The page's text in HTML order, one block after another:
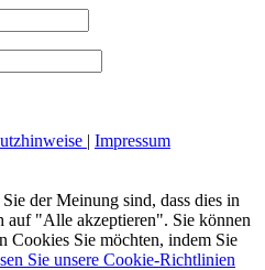
| Impressum
der Meinung sind, dass dies in
auf "Alle akzeptieren". Sie können
Cookies Sie möchten, indem Sie
Sie unsere Cookie-Richtlinien